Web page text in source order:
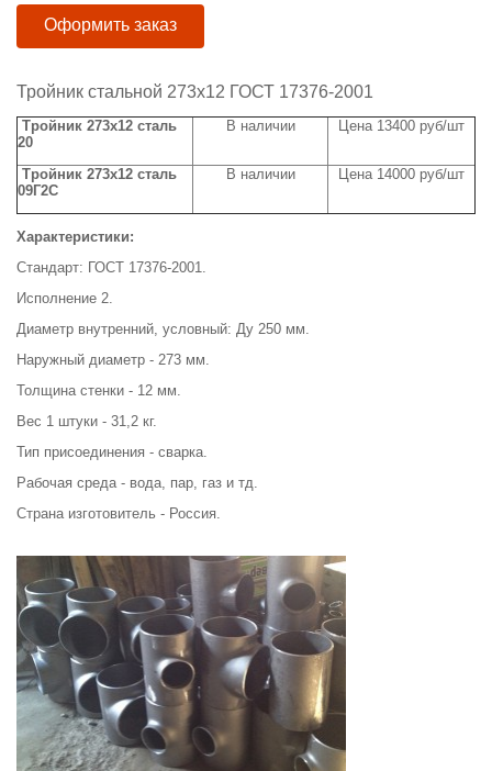
Оформить заказ
Тройник стальной 273х12 ГОСТ 17376-2001
Тройник 273х12 сталь
20
В наличии Цена 13400 руб/шт
Тройник 273х12 сталь
09Г2С
В наличии Цена 14000 руб/шт
Характеристики:
Стандарт: ГОСТ 17376-2001.
Исполнение 2.
Диаметр внутренний, условный: Ду 250 мм.
Наружный диаметр - 273 мм.
Толщина стенки - 12 мм.
Вес 1 штуки - 31,2 кг.
Тип присоединения - сварка.
Рабочая среда - вода, пар, газ и тд.
Страна изготовитель - Россия.